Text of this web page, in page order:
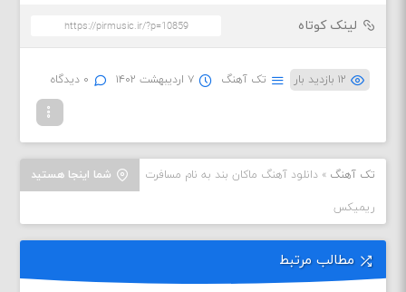
لینک کوتاه
۱۲ بازدید بار تک آهنگ ۷ اردیبهشت ۱۴۰۲ ۰ دیدگاه
شما اینجا هستید تک آهنگ »دانلود آهنگ ماکان بند به نام مسافرت
ریمیکس
مطالب مرتبط